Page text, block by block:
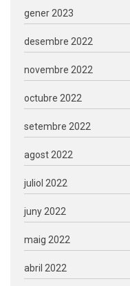
gener 2023
desembre 2022
novembre 2022
octubre 2022
setembre 2022
agost 2022
juliol 2022
juny 2022
maig 2022
abril 2022